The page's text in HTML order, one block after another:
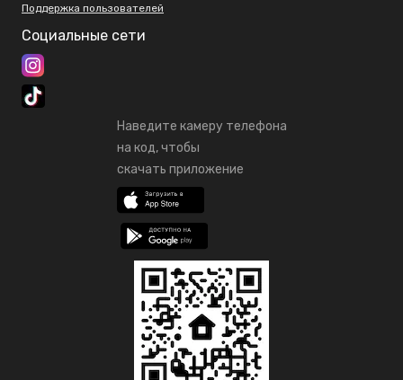
Поддержка пользователей
Социальные сети
Наведите камеру телефона
на код, чтобы
скачать приложение